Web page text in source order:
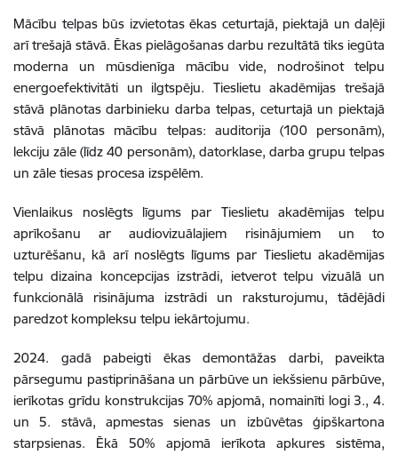
Mācību telpas būs izvietotas ēkas ceturtajā, piektajā un daļēji
arī trešajā stāvā. Ēkas pielāgošanas darbu rezultātā tiks iegūta
moderna un mūsdienīga mācību vide, nodrošinot telpu
energoefektivitāti un ilgtspēju. Tieslietu akadēmijas trešajā
stāvā plānotas darbinieku darba telpas, ceturtajā un piektajā
stāvā plānotas mācību telpas: auditorija (100 personām),
lekciju zāle (līdz 40 personām), datorklase, darba grupu telpas
un zāle tiesas procesa izspēlēm.
Vienlaikus noslēgts līgums par Tieslietu akadēmijas telpu
aprīkošanu ar audiovizuālajiem risinājumiem un to
uzturēšanu, kā arī noslēgts līgums par Tieslietu akadēmijas
telpu dizaina koncepcijas izstrādi, ietverot telpu vizuālā un
funkcionālā risinājuma izstrādi un raksturojumu, tādējādi
paredzot kompleksu telpu iekārtojumu.
2024. gadā pabeigti ēkas demontāžas darbi, paveikta
pārsegumu pastiprināšana un pārbūve un iekšsienu pārbūve,
ierīkotas grīdu konstrukcijas 70% apjomā, nomainīti logi 3., 4.
un 5. stāvā, apmestas sienas un izbūvētas ģipškartona
starpsienas. Ēkā 50% apjomā ierīkota apkures sistēma,